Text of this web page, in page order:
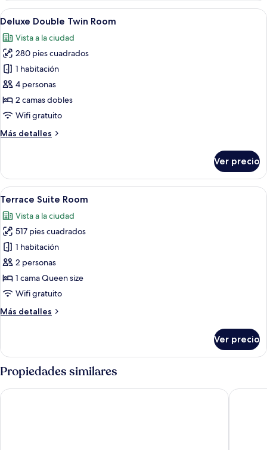
Room
Abrir
todas
las
fotos
de
Deluxe
Double
Twin
Habitación de hotel con dos camas,
8
Deluxe Double Twin Room
Vista a la ciudad
280 pies cuadrados
1 habitación
4 personas
2 camas dobles
Wifi gratuito
Más detalles
Más
Double
Twin
Room
Ver precio
Abrir
todas
las
fotos
de
Terrace
Suite
Room
Una sala de estar moderna con un
5
Terrace Suite Room
Vista a la ciudad
517 pies cuadrados
1 habitación
2 personas
1 cama Queen size
Wifi gratuito
Más detalles
Más
Suite
Room
Ver precio
Propiedades similares
Hotel Leo Shin